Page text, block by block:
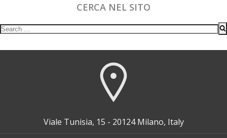
CERCA NEL SITO
Search
Viale Tunisia, 15 - 20124 Milano, Italy